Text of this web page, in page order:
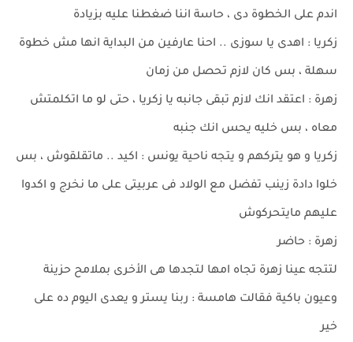
اندم على الخطوة دى ، حاسة اننا ضغطنا عليه بزيادة
زكريا : اهدى يا سوزى .. احنا عارفين من البداية انها مش خطوة
سهلة ، بس كان لازم تحصل من زمان
زهرة : اعتقد انك لازم تبقى جانبه يا زكريا ، حتى لو ما اتكلمتش
معاه ، بس خليه يحس انك جنبه
زكريا و هو يتركهم و يتجه ناحية يونس : اكيد .. ماتقلقوش ، بس
خلوا دادة زينب تفضل مع الولاد فى عربيتى على ما نخرج و اكدوا
عليهم مايتحركوش
زهرة : حاضر
لتتجه عينا زهرة تجاه امها لتجدها هى الأخرى بملامح حزينة
وعيون باكية فقالت هامسة : ربنا يستر و يعدى اليوم ده على
خير